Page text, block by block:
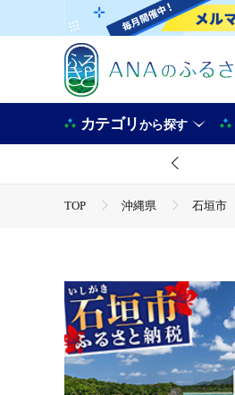
カテゴリから探す
TOP 沖縄県 石垣市